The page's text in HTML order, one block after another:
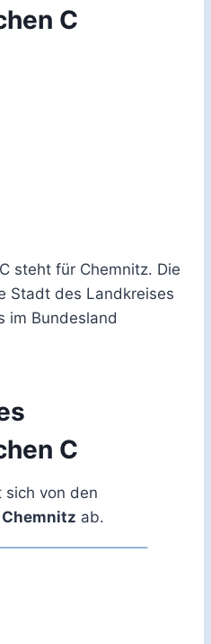
C
steht für Chemnitz. Die
Stadt des Landkreises
im Bundesland
C
sich von den
ab.